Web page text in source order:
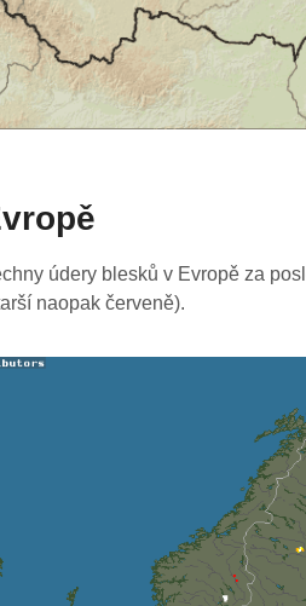
údery blesků v Evropě za
naopak červeně).